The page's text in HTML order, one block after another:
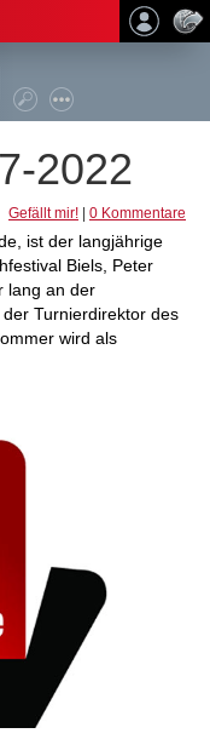
2022
Gefällt mir! 0 Kommentare
ist der langjährige
Biels, Peter
lang an der
Turnierdirektor des
wird als